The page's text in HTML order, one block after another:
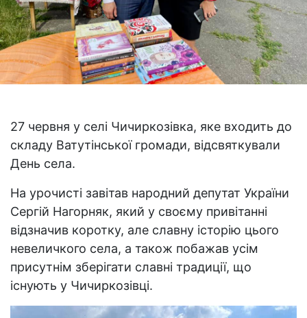
27 червня у селі Чичиркозівка, яке входить до
складу Ватутінської громади, відсвяткували
День села.
На урочисті завітав народний депутат України
Сергій Нагорняк, який у своєму привітанні
відзначив коротку, але славну історію цього
невеличкого села, а також побажав усім
присутнім зберігати славні традиції, що
існують у Чичиркозівці.